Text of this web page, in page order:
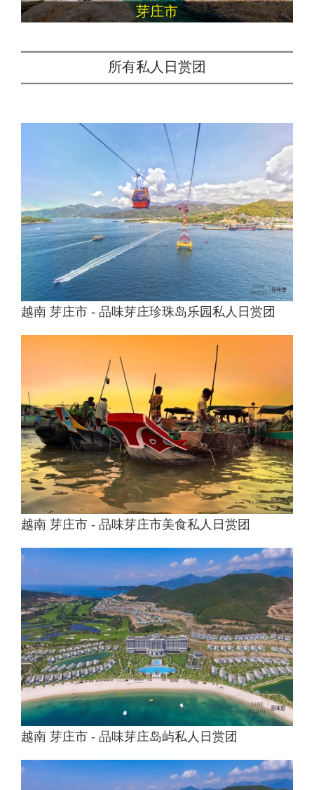
芽庄市
所有私人日赏团
越南 芽庄市 - 品味芽庄珍珠岛乐园私人日赏团
越南 芽庄市 - 品味芽庄市美食私人日赏团
越南 芽庄市 - 品味芽庄岛屿私人日赏团